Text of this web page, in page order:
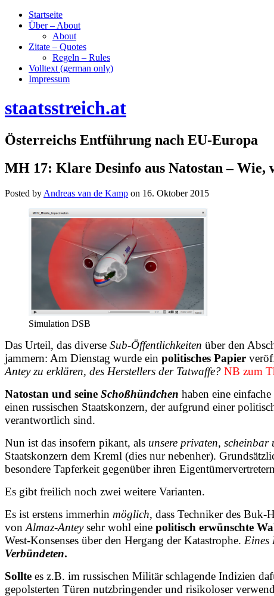
Startseite
Über – About
About
Zitate – Quotes
Regeln – Rules
Volltext (german only)
Impressum
staatsstreich.at
Österreichs Entführung nach EU-Europa
MH 17: Klare Desinfo aus Natostan –
Posted by Andreas van de Kamp on 16. Oktober 2015
Simulation DSB
Das Urteil, das diverse Sub-Öffentlichkeiten über den
jammern: Am Dienstag wurde ein politisches Papier
Antey zu erklären, des Herstellers der Tatwaffe? NB zum
Natostan und seine Schoßhündchen haben eine
einen russischen Staatskonzern, der aufgrund einer
verantwortlich sind.
Nun ist das insofern pikant, als unsere privaten,
Staatskonzern dem Kreml (dies nur nebenher).
besondere Tapferkeit gegenüber ihren
Es gibt freilich noch zwei weitere Varianten.
Es ist erstens immerhin möglich, dass Techniker des Buk-
von Almaz-Anteysehr wohl eine politisch erwünschte
West-Konsenses über den Hergang der Katastrophe. Eines
Verbündeten.
Sollte es z.B. im russischen Militär schlagende Indizien
gepolsterten Türen nutzbringender und risikoloser